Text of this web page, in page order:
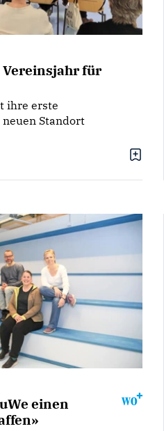
für
ihre erste
Standort
einen